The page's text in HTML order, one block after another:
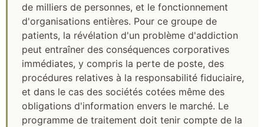
de milliers de personnes, et le fonctionnement
d'organisations entières. Pour ce groupe de
patients, la révélation d'un problème d'addiction
peut entraîner des conséquences corporatives
immédiates, y compris la perte de poste, des
procédures relatives à la responsabilité fiduciaire,
et dans le cas des sociétés cotées même des
obligations d'information envers le marché. Le
programme de traitement doit tenir compte de la